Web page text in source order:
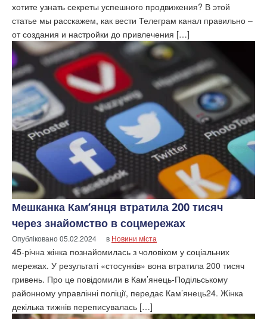
хотите узнать секреты успешного продвижения? В этой
статье мы расскажем, как вести Телеграм канал правильно –
от создания и настройки до привлечения […]
Мешканка Кам’янця втратила 200 тисяч
через знайомство в соцмережах
Опубліковано05.02.2024 в Новини міста
45-річна жінка познайомилась з чоловіком у соціальних
мережах. У результаті «стосунків» вона втратила 200 тисяч
гривень. Про це повідомили в Кам’янець-Подільському
районному управлінні поліції, передає Кам’янець24. Жінка
декілька тижнів переписувалась […]